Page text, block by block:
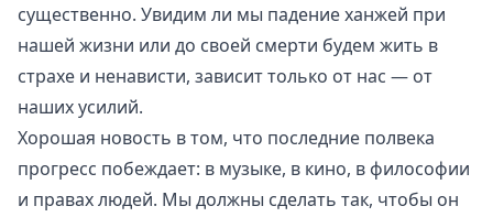
существенно. Увидим ли мы падение ханжей при
нашей жизни или до своей смерти будем жить в
страхе и ненависти, зависит только от нас — от
наших усилий.
Хорошая новость в том, что последние полвека
прогресс побеждает: в музыке, в кино, в философии
и правах людей. Мы должны сделать так, чтобы он